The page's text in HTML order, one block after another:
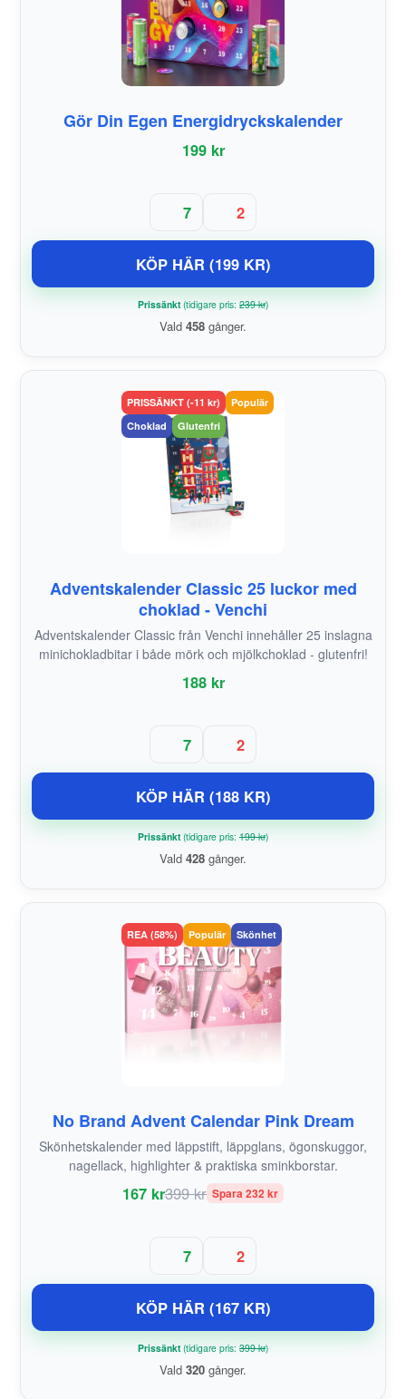
Gör Din Egen Energidryckskalender
199 kr
7 2
KÖP HÄR (199 KR)
Prissänkt(tidigare pris: 239 kr)
Vald 458 gånger.
PRISSÄNKT (-11 kr)
Populär
Choklad
Glutenfri
Adventskalender Classic 25 luckor med
choklad - Venchi
Adventskalender Classic från Venchi innehåller 25 inslagna
minichokladbitar i både mörk och mjölkchoklad - glutenfri!
188 kr
7 2
KÖP HÄR (188 KR)
Prissänkt(tidigare pris: 199 kr)
Vald 428 gånger.
REA (58%) Populär Skönhet
No Brand Advent Calendar Pink Dream
Skönhetskalender med läppstift, läppglans, ögonskuggor,
nagellack, highlighter & praktiska sminkborstar.
167 kr399 kr Spara 232 kr
7 2
KÖP HÄR (167 KR)
Prissänkt(tidigare pris: 399 kr)
Vald 320 gånger.